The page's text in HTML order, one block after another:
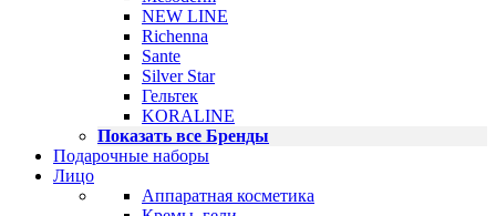
NEW LINE
Richenna
Sante
Silver Star
Гельтек
KORALINE
Показать все Бренды
Подарочные наборы
Лицо
Аппаратная косметика